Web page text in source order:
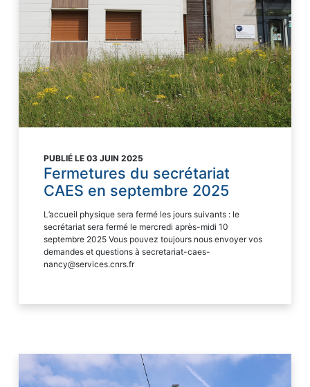
PUBLIÉ LE 03 JUIN 2025
Fermetures du secrétariat
CAES en septembre 2025
L’accueil physique sera fermé les jours suivants : le
secrétariat sera fermé le mercredi après-midi 10
septembre 2025 Vous pouvez toujours nous envoyer vos
demandes et questions à secretariat-caes-
nancy@services.cnrs.fr